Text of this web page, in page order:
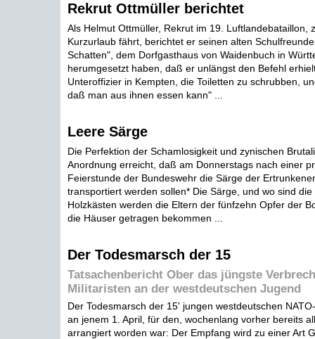
Rekrut Ottmüller berichtet
Als Helmut Ottmüller, Rekrut im 19. Luftlandebataillon,
Kurzurlaub fährt, berichtet er seinen alten
Schatten", dem Dorfgasthaus von Waidenbuch in
herumgesetzt haben, daß er unlängst den Befehl
Unteroffizier in Kempten, die Toiletten zu schrubben,
daß man aus ihnen essen kann" ...
Leere Särge
Die Perfektion der Schamlosigkeit und zynischen
Anordnung erreicht, daß am Donnerstags nach einer
Feierstunde der Bundeswehr die Särge der
transportiert werden sollen* Die Särge, und wo sind die
Holzkästen werden die Eltern der fünfzehn Opfer der
die Häuser getragen bekommen ...
Der Todesmarsch der 15
Tatsachenbericht Ober das jüngste
Militaristen an der westdeutschen Jugend
Der Todesmarsch der 15' jungen westdeutschen
an jenem 1. April, für den, wochenlang vorher bereits
arrangiert worden war: Der Empfang wird zu einer Art